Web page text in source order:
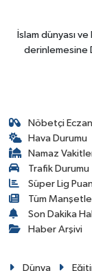
İslam dünyası
derinlemesine
Nöbetçi
Hava Durumu
Namaz
Trafik Durumu
Süper Lig
Tüm
Son Dakika
Haber Arşivi
Dünya